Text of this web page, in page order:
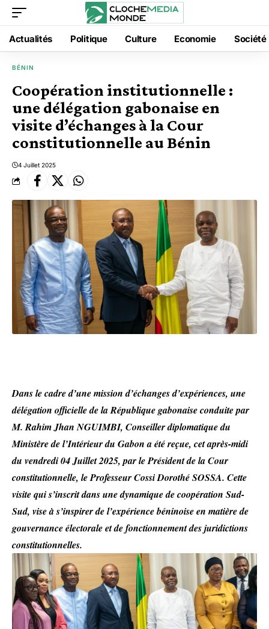
Actualités Politique Culture Economie Société
BÉNIN
Coopération institutionnelle :
une délégation gabonaise en
visite d’échanges à la Cour
constitutionnelle au Bénin
4 Juillet 2025
Dans le cadre d’une mission d’échanges d’expériences, une
délégation officielle de la République gabonaise conduite par
M. Rahim Jhan NGUIMBI, Conseiller diplomatique du
Ministère de l’Intérieur du Gabon a été reçue, cet après-midi
du vendredi 04 Juillet 2025, par le Président de la Cour
constitutionnelle, le Professeur Cossi Dorothé SOSSA. Cette
visite qui s’inscrit dans une dynamique de coopération Sud-
Sud, vise à s’inspirer de l’expérience béninoise en matière de
gouvernance électorale et de fonctionnement des juridictions
constitutionnelles.